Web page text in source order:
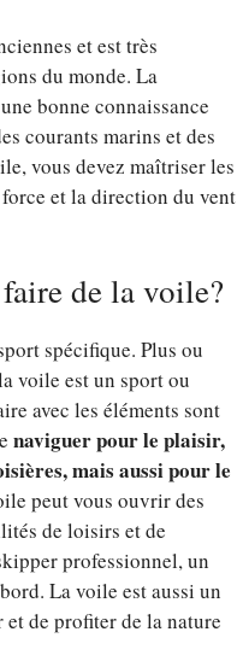
et est très
du monde. La
bonne connaissance
courants marins et des
vous devez maîtriser les
et la direction du vent
de la voile?
spécifique. Plus ou
voile est un sport ou
avec les éléments sont
naviguer pour le plaisir,
mais aussi pour le
peut vous ouvrir des
de loisirs et de
professionnel, un
La voile est aussi un
et de profiter de la nature